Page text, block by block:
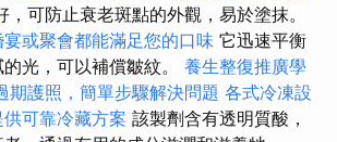
，可防止衰老斑點的外觀，易於塗抹。
或聚會都能滿足您的口味 它迅速平衡
光，可以補償皺紋。 養生整復推廣學
期護照，簡單步驟解決問題 各式冷凍設
可靠冷藏方案 該製劑含有透明質酸，